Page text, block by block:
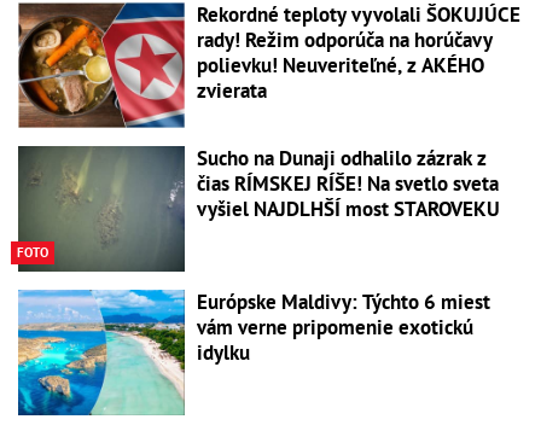
Rekordné teploty vyvolali ŠOKUJÚCE
rady! Režim odporúča na horúčavy
polievku! Neuveriteľné, z AKÉHO
zvierata
FOTO
Sucho na Dunaji odhalilo zázrak z
čias RÍMSKEJ RÍŠE! Na svetlo sveta
vyšiel NAJDLHŠÍ most STAROVEKU
Európske Maldivy: Týchto 6 miest
vám verne pripomenie exotickú
idylku